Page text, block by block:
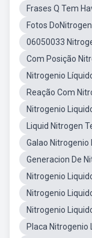
Frases Q Tem
Fotos
06050033
Com Posição
Nitrogenio
Reação Com
Nitrogenio
Liquid Nitrogen
Galao Nitrogenio
Generacion De
Nitrogenio
Nitrogenio
Nitrogenio
Placa Nitrogenio